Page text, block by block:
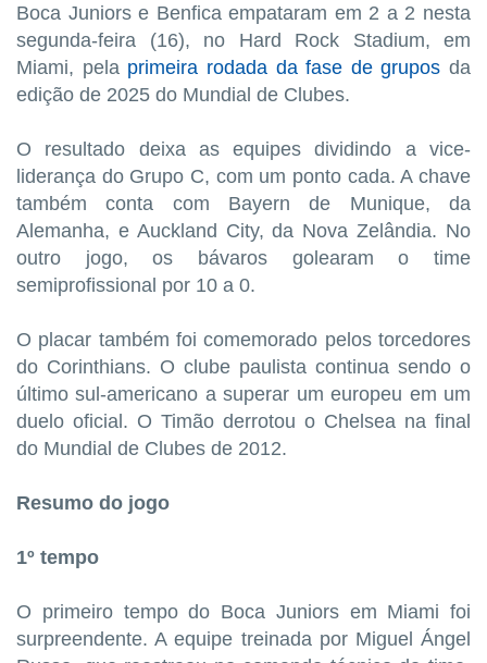
Boca Juniors e Benfica empataram em 2 a 2 nesta
segunda-feira (16), no Hard Rock Stadium, em
Miami, pela primeira rodada da fase de grupos da
edição de 2025 do Mundial de Clubes.
O resultado deixa as equipes dividindo a vice-
liderança do Grupo C, com um ponto cada. A chave
também conta com Bayern de Munique, da
Alemanha, e Auckland City, da Nova Zelândia. No
outro jogo, os bávaros golearam o time
semiprofissional por 10 a 0.
O placar também foi comemorado pelos torcedores
do Corinthians. O clube paulista continua sendo o
último sul-americano a superar um europeu em um
duelo oficial. O Timão derrotou o Chelsea na final
do Mundial de Clubes de 2012.
Resumo do jogo
1º tempo
O primeiro tempo do Boca Juniors em Miami foi
surpreendente. A equipe treinada por Miguel Ángel